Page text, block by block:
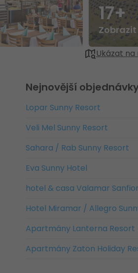
17+
Zobrazit
Ukázat
Nejnovější
Lopar Sunny Resort
Veli Mel Sunny Resort
Sahara / Rab Sunny Resort
Eva Sunny Hotel
hotel & casa Valamar Sanfior
Hotel Miramar / Allegro
Apartmány Lanterna Resort
Apartmány Zaton Holiday